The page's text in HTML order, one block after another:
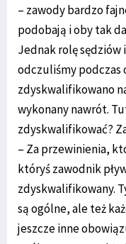
– zawody bardzo
podobają i oby tak
Jednak rolę sędziów
odczuliśmy podczas
zdyskwalifikowano
wykonany nawrót.
zdyskwalifikować?
– Za przewinienia,
któryś zawodnik
zdyskwalifikowany.
są ogólne, ale też
jeszcze inne